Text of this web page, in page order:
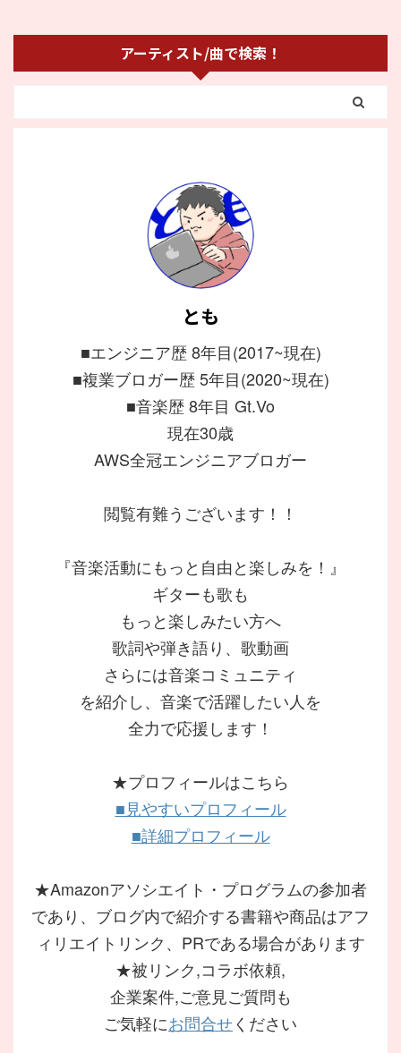
アーティスト/曲で検索！
とも
■エンジニア歴 8年目(2017~現在)
■複業ブロガー歴 5年目(2020~現在)
■音楽歴 8年目 Gt.Vo
現在30歳
AWS全冠エンジニアブロガー
閲覧有難うございます！！
『音楽活動にもっと自由と楽しみを！』
ギターも歌も
もっと楽しみたい方へ
歌詞や弾き語り、歌動画
さらには音楽コミュニティ
を紹介し、音楽で活躍したい人を
全力で応援します！
★プロフィールはこちら
■見やすいプロフィール
■詳細プロフィール
★Amazonアソシエイト・プログラムの参加者
であり、ブログ内で紹介する書籍や商品はアフ
ィリエイトリンク、PRである場合があります
★被リンク,コラボ依頼,
企業案件,ご意見ご質問も
ご気軽にお問合せください